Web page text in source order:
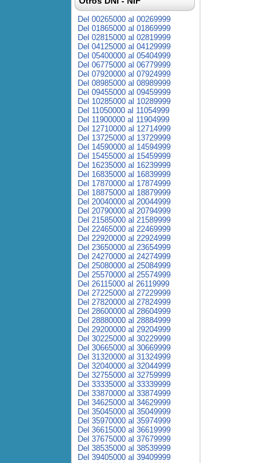
Del 00265000 al 00269999
Del 01865000 al 01869999
Del 02815000 al 02819999
Del 04125000 al 04129999
Del 05400000 al 05404999
Del 06775000 al 06779999
Del 07920000 al 07924999
Del 08985000 al 08989999
Del 09455000 al 09459999
Del 10285000 al 10289999
Del 11050000 al 11054999
Del 11900000 al 11904999
Del 12710000 al 12714999
Del 13725000 al 13729999
Del 14590000 al 14594999
Del 15455000 al 15459999
Del 16235000 al 16239999
Del 16835000 al 16839999
Del 17870000 al 17874999
Del 18875000 al 18879999
Del 20040000 al 20044999
Del 20790000 al 20794999
Del 21585000 al 21589999
Del 22465000 al 22469999
Del 22920000 al 22924999
Del 23650000 al 23654999
Del 24270000 al 24274999
Del 25080000 al 25084999
Del 25570000 al 25574999
Del 26115000 al 26119999
Del 27225000 al 27229999
Del 27820000 al 27824999
Del 28600000 al 28604999
Del 28880000 al 28884999
Del 29200000 al 29204999
Del 30225000 al 30229999
Del 30665000 al 30669999
Del 31320000 al 31324999
Del 32040000 al 32044999
Del 32755000 al 32759999
Del 33335000 al 33339999
Del 33870000 al 33874999
Del 34625000 al 34629999
Del 35045000 al 35049999
Del 35970000 al 35974999
Del 36615000 al 36619999
Del 37675000 al 37679999
Del 38535000 al 38539999
Del 39405000 al 39409999